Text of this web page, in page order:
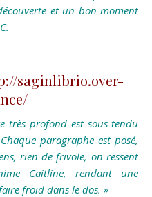
et un bon moment
saginlibrio.over-
très profond est sous-tendu
paragraphe est posé,
rien de frivole, on ressent
Caitline, rendant une
froid dans le dos. »